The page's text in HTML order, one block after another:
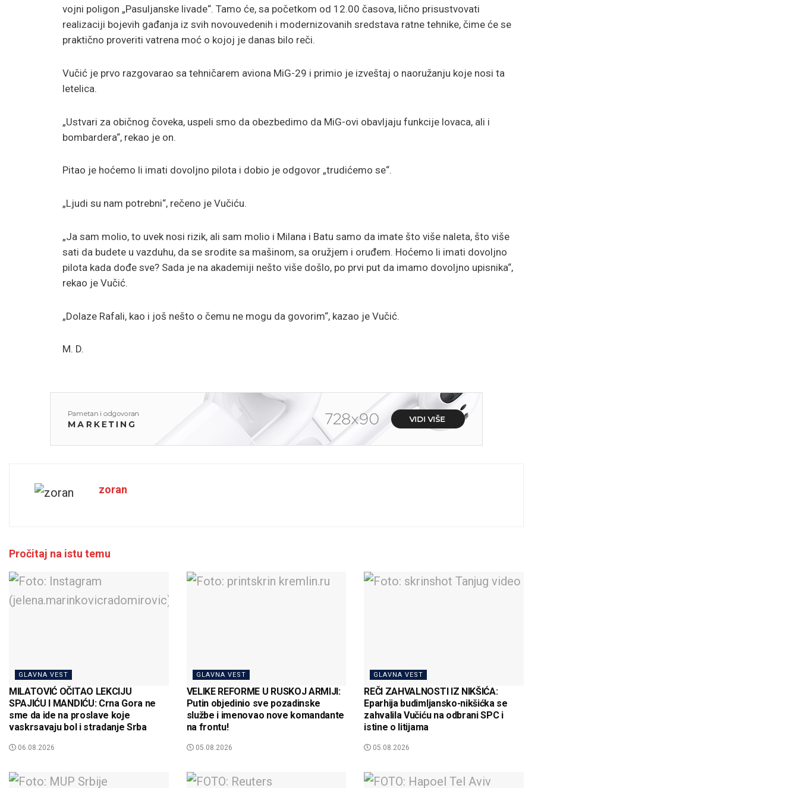
vojni poligon „Pasuljanske livade“. Tamo će, sa početkom od 12.00 časova, lično prisustvovati
realizaciji bojevih gađanja iz svih novouvedenih i modernizovanih sredstava ratne tehnike, čime će se
praktično proveriti vatrena moć o kojoj je danas bilo reči.
Vučić je prvo razgovarao sa tehničarem aviona MiG-29 i primio je izveštaj o naoružanju koje nosi ta
letelica.
„Ustvari za običnog čoveka, uspeli smo da obezbedimo da MiG-ovi obavljaju funkcije lovaca, ali i
bombardera“, rekao je on.
Pitao je hoćemo li imati dovoljno pilota i dobio je odgovor „trudićemo se“.
„Ljudi su nam potrebni“, rečeno je Vučiću.
„Ja sam molio, to uvek nosi rizik, ali sam molio i Milana i Batu samo da imate što više naleta, što više
sati da budete u vazduhu, da se srodite sa mašinom, sa oružjem i oruđem. Hoćemo li imati dovoljno
pilota kada dođe sve? Sada je na akademiji nešto više došlo, po prvi put da imamo dovoljno upisnika“,
rekao je Vučić.
„Dolaze Rafali, kao i još nešto o čemu ne mogu da govorim“, kazao je Vučić.
M. D.
zoran
Pročitaj na istu temu
GLAVNA VEST
MILATOVIĆ OČITAO LEKCIJU
SPAJIĆU I MANDIĆU: Crna Gora ne
sme da ide na proslave koje
vaskrsavaju bol i stradanje Srba
06.08.2026
GLAVNA VEST
VELIKE REFORME U RUSKOJ ARMIJI:
Putin objedinio sve pozadinske
službe i imenovao nove komandante
na frontu!
05.08.2026
GLAVNA VEST
REČI ZAHVALNOSTI IZ NIKŠIĆA:
Eparhija budimljansko-nikšićka se
zahvalila Vučiću na odbrani SPC i
istine o litijama
05.08.2026